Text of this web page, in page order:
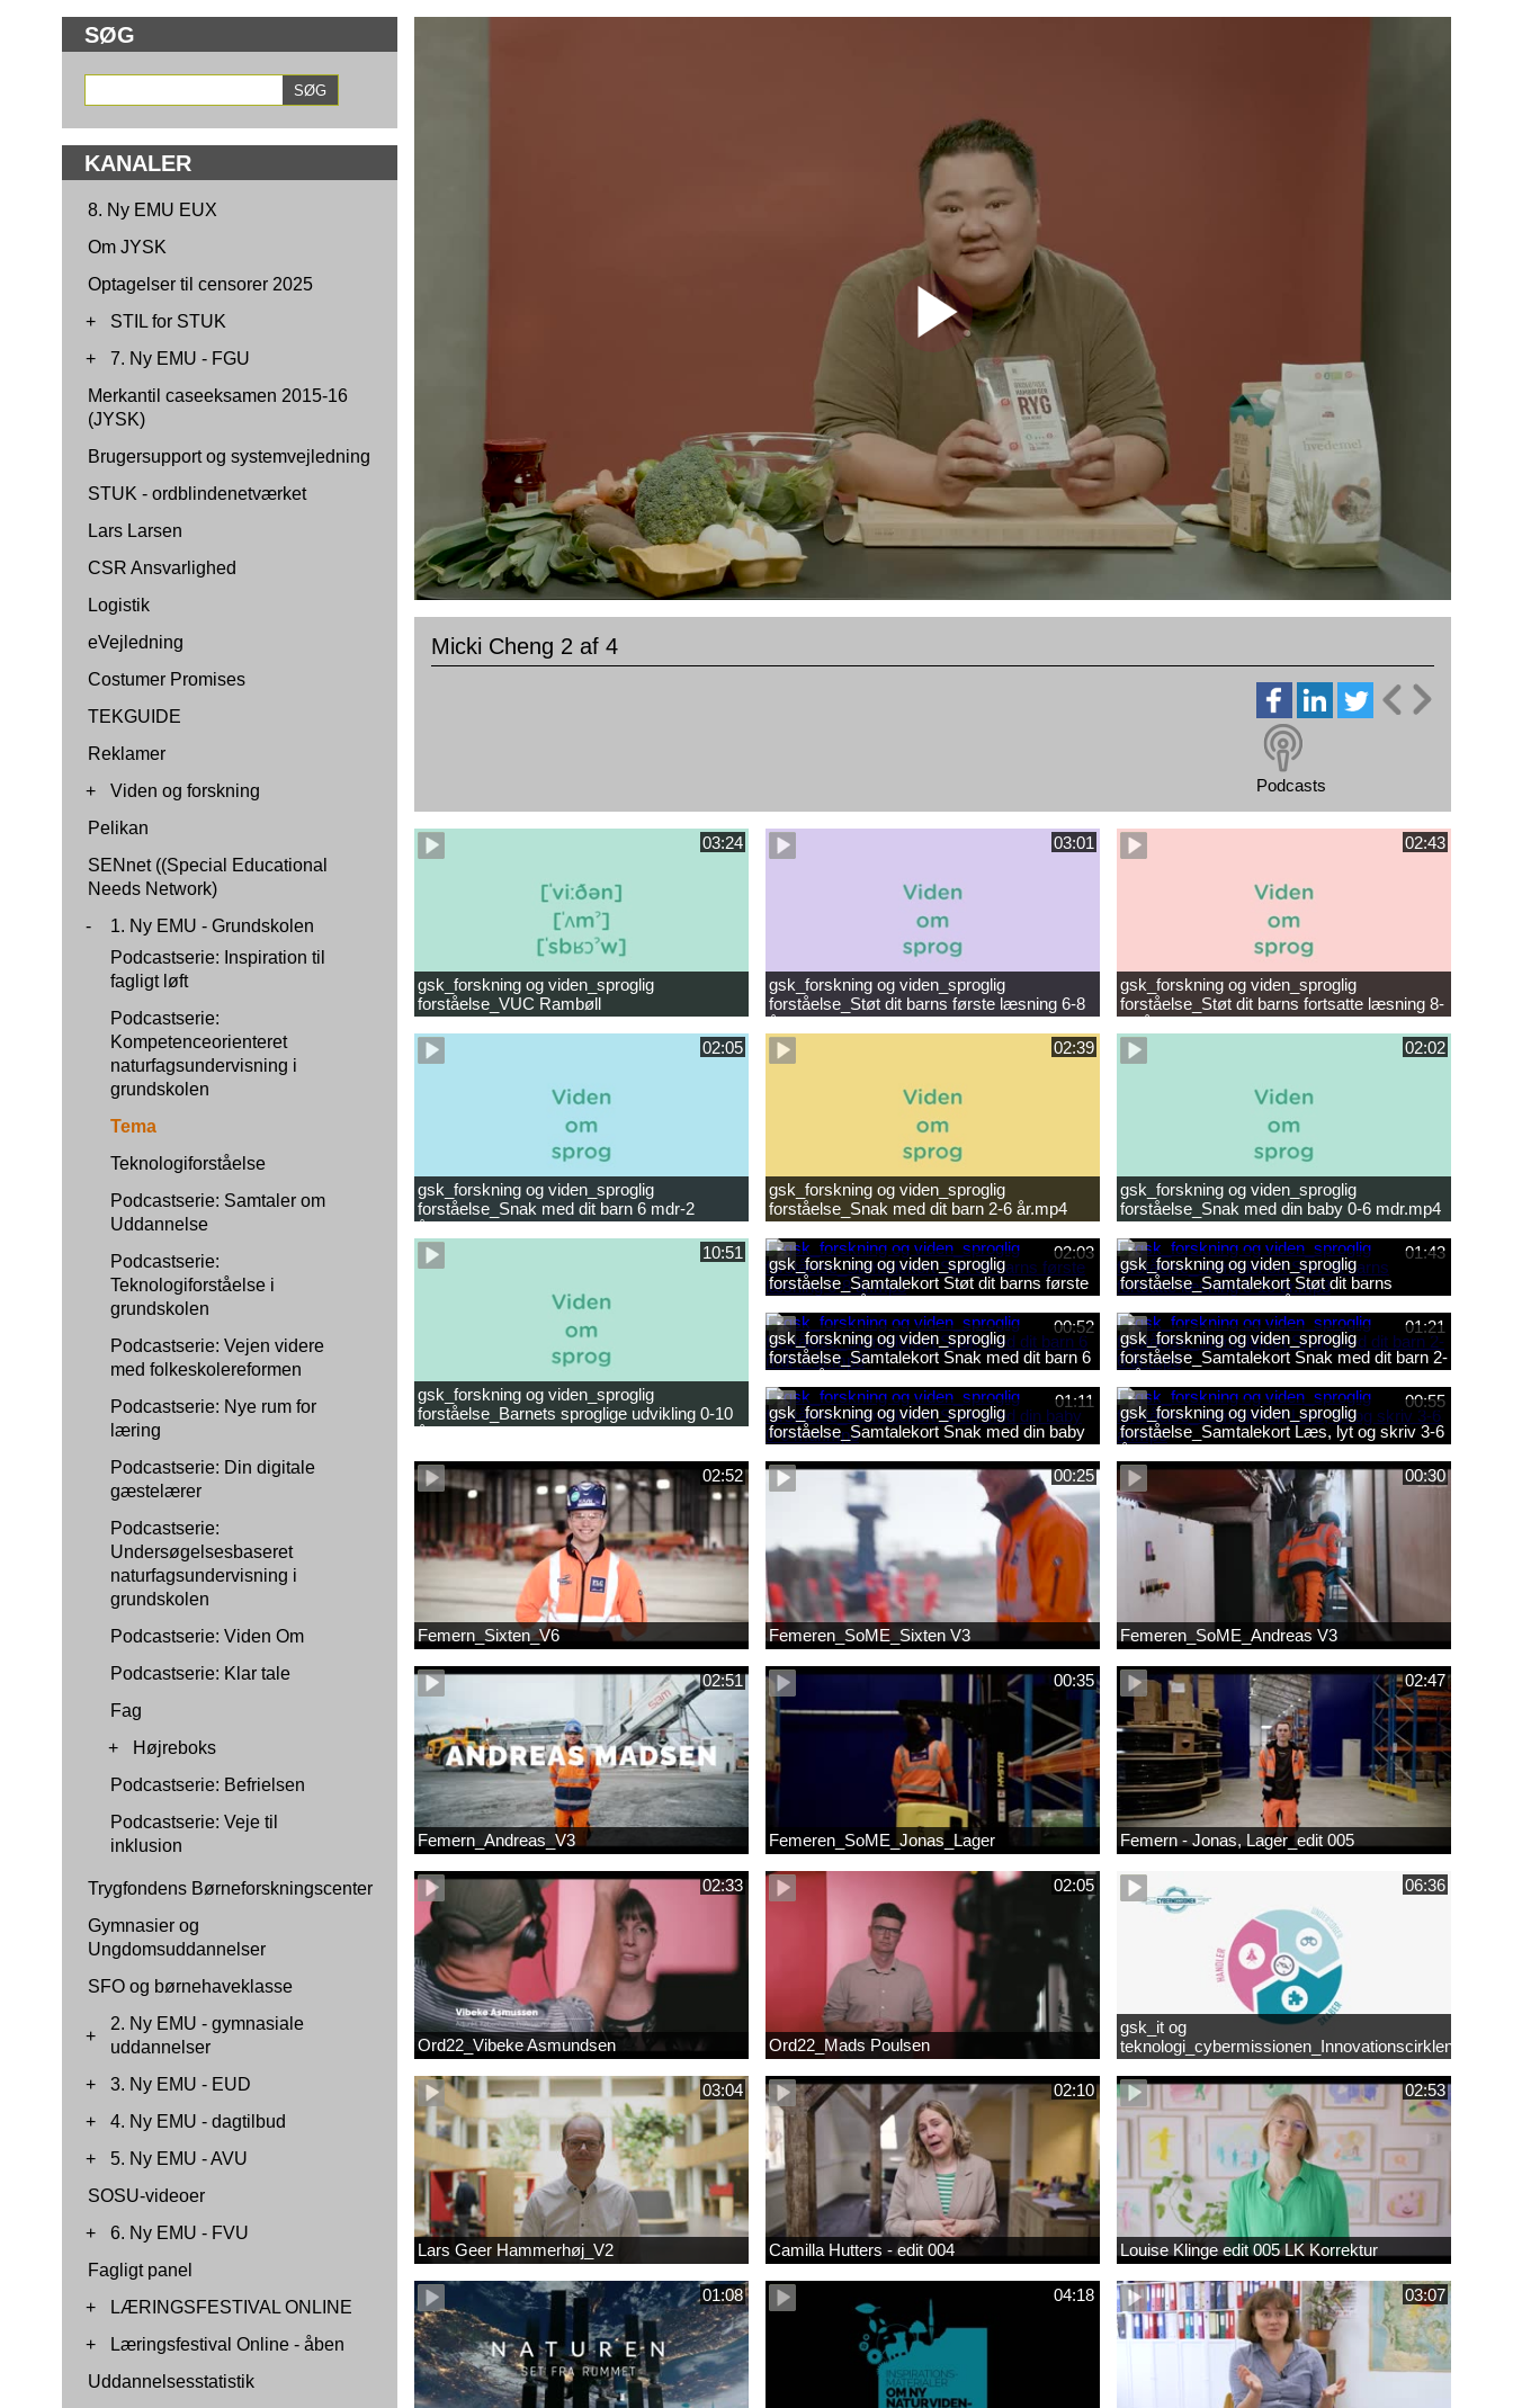
SØG
KANALER
8. Ny EMU EUX
Om JYSK
Optagelser til censorer 2025
+
STIL for STUK
+
7. Ny EMU - FGU
Merkantil caseeksamen 2015-16
(JYSK)
Brugersupport og systemvejledning
STUK - ordblindenetværket
Lars Larsen
CSR Ansvarlighed
Logistik
eVejledning
Costumer Promises
TEKGUIDE
Reklamer
+
Viden og forskning
Pelikan
SENnet ((Special Educational
Needs Network)
-
1. Ny EMU - Grundskolen
Podcastserie: Inspiration til
fagligt løft
Podcastserie:
Kompetenceorienteret
naturfagsundervisning i
grundskolen
Tema
Teknologiforståelse
Podcastserie: Samtaler om
Uddannelse
Podcastserie:
Teknologiforståelse i
grundskolen
Podcastserie: Vejen videre
med folkeskolereformen
Podcastserie: Nye rum for
læring
Podcastserie: Din digitale
gæstelærer
Podcastserie:
Undersøgelsesbaseret
naturfagsundervisning i
grundskolen
Podcastserie: Viden Om
Podcastserie: Klar tale
Fag
+
Højreboks
Podcastserie: Befrielsen
Podcastserie: Veje til
inklusion
Trygfondens Børneforskningscenter
Gymnasier og
Ungdomsuddannelser
SFO og børnehaveklasse
+
2. Ny EMU - gymnasiale
uddannelser
+
3. Ny EMU - EUD
+
4. Ny EMU - dagtilbud
+
5. Ny EMU - AVU
SOSU-videoer
+
6. Ny EMU - FVU
Fagligt panel
+
LÆRINGSFESTIVAL ONLINE
+
Læringsfestival Online - åben
Uddannelsesstatistik
Micki Cheng 2 af 4
Podcasts
03:24
gsk_forskning og viden_sproglig
forståelse_VUC Rambøll
læsevanskeligheder.mp4
03:01
gsk_forskning og viden_sproglig
forståelse_Støt dit barns første læsning 6-8
år.mp4
02:43
gsk_forskning og viden_sproglig
forståelse_Støt dit barns fortsatte læsning 8-
10 år.mp4
02:05
gsk_forskning og viden_sproglig
forståelse_Snak med dit barn 6 mdr-2
år.mp4
02:39
gsk_forskning og viden_sproglig
forståelse_Snak med dit barn 2-6 år.mp4
02:02
gsk_forskning og viden_sproglig
forståelse_Snak med din baby 0-6 mdr.mp4
10:51
gsk_forskning og viden_sproglig
forståelse_Barnets sproglige udvikling 0-10
år_samlet film.mp4
02:03
gsk_forskning og viden_sproglig
forståelse_Samtalekort Støt dit barns første
læsning 6-8 år.mp3
01:43
gsk_forskning og viden_sproglig
forståelse_Samtalekort Støt dit barns
fortsatte læsning 8-10 år.mp3
00:52
gsk_forskning og viden_sproglig
forståelse_Samtalekort Snak med dit barn 6
mdr-2 år.mp3
01:21
gsk_forskning og viden_sproglig
forståelse_Samtalekort Snak med dit barn 2-
6 år.mp3
01:11
gsk_forskning og viden_sproglig
forståelse_Samtalekort Snak med din baby
0-6 mdr.mp3
00:55
gsk_forskning og viden_sproglig
forståelse_Samtalekort Læs, lyt og skriv 3-6
år.mp3
02:52
Femern_Sixten_V6
00:25
Femeren_SoME_Sixten V3
00:30
Femeren_SoME_Andreas V3
02:51
Femern_Andreas_V3
00:35
Femeren_SoME_Jonas_Lager
02:47
Femern - Jonas, Lager_edit 005
02:33
Ord22_Vibeke Asmundsen
02:05
Ord22_Mads Poulsen
06:36
gsk_it og
teknologi_cybermissionen_Innovationscirklen
03:04
Lars Geer Hammerhøj_V2
02:10
Camilla Hutters - edit 004
02:53
Louise Klinge edit 005 LK Korrektur
01:08 04:18 03:07